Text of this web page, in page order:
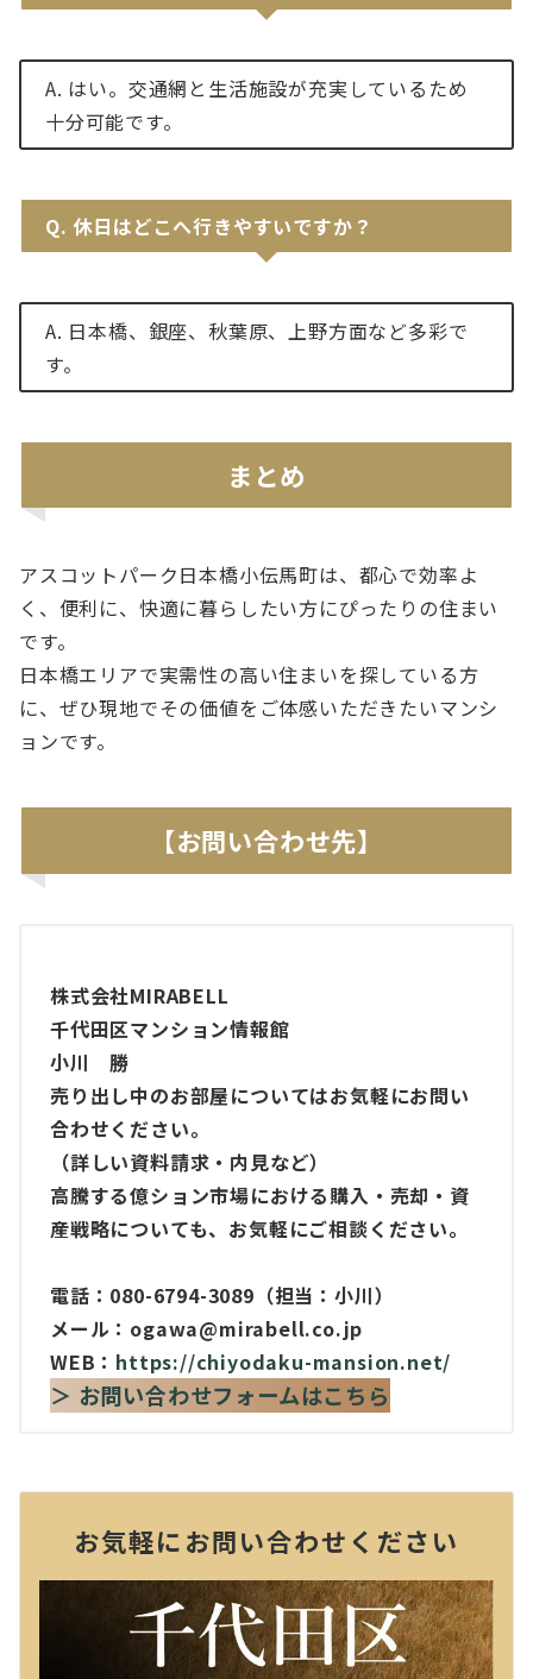
A. はい。交通網と生活施設が充実しているため
十分可能です。
Q.休日はどこへ行きやすいですか？
A. 日本橋、銀座、秋葉原、上野方面など多彩で
す。
まとめ
アスコットパーク日本橋小伝馬町は、都心で効率よ
く、便利に、快適に暮らしたい方にぴったりの住まい
です。
日本橋エリアで実需性の高い住まいを探している方
に、ぜひ現地でその価値をご体感いただきたいマンシ
ョンです。
【お問い合わせ先】
株式会社MIRABELL
千代田区マンション情報館
小川 勝
売り出し中のお部屋についてはお気軽にお問い
合わせください。
（詳しい資料請求・内見など）
高騰する億ション市場における購入・売却・資
産戦略についても、お気軽にご相談ください。
電話：080-6794-3089（担当：小川）
メール：ogawa@mirabell.co.jp
WEB： https://chiyodaku-mansion.net/
＞ お問い合わせフォームはこちら
お気軽にお問い合わせください